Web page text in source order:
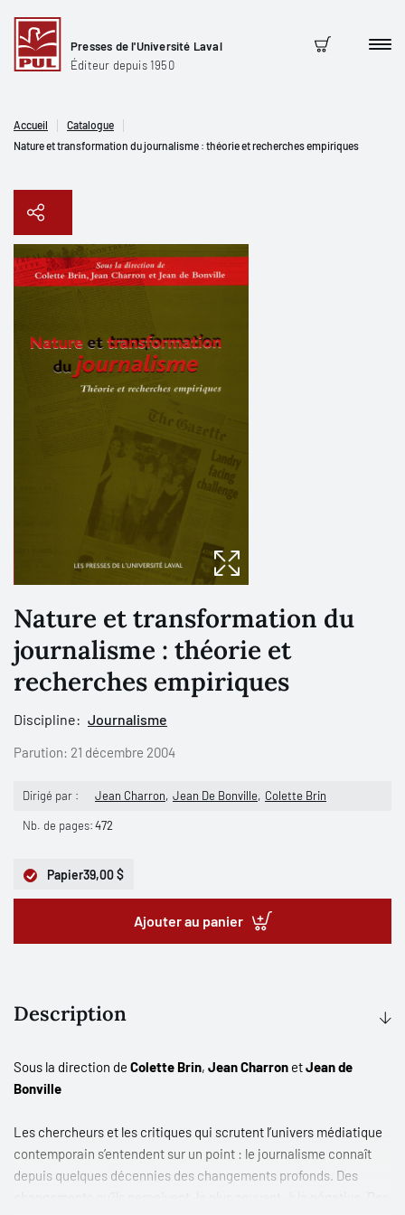
Presses de l'Université Laval
Éditeur depuis 1950
Panier
Accueil
Catalogue
Nature et transformation du journalisme : théorie et recherches empiriques
Copier le lien
Nature et transformation du
journalisme : théorie et
recherches empiriques
Discipline: Journalisme
Parution: 21 décembre 2004
Dirigé par : Jean Charron Jean De Bonville Colette Brin
Nb. de pages:472
Papier39,00 $
Ajouter au panier
Description
Sous la direction de Colette Brin, Jean Charron etJean de
Bonville
Les chercheurs et les critiques qui scrutent l’univers médiatique
contemporain s’entendent sur un point : le journalisme connaît
depuis quelques décennies des changements profonds. Des